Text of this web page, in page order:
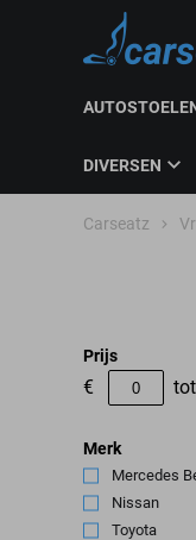
DIVERSEN
Carseatz
Prijs
€ tot
Merk
Mercedes
Nissan
Toyota